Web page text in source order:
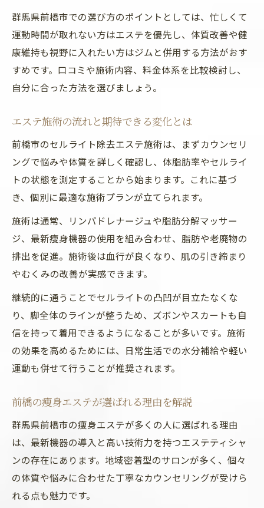
群馬県前橋市での選び方のポイントとしては、忙しくて
運動時間が取れない方はエステを優先し、体質改善や健
康維持も視野に入れたい方はジムと併用する方法がおす
すめです。口コミや施術内容、料金体系を比較検討し、
自分に合った方法を選びましょう。
エステ施術の流れと期待できる変化とは
前橋市のセルライト除去エステ施術は、まずカウンセリ
ングで悩みや体質を詳しく確認し、体脂肪率やセルライ
トの状態を測定することから始まります。これに基づ
き、個別に最適な施術プランが立てられます。
施術は通常、リンパドレナージュや脂肪分解マッサー
ジ、最新痩身機器の使用を組み合わせ、脂肪や老廃物の
排出を促進。施術後は血行が良くなり、肌の引き締まり
やむくみの改善が実感できます。
継続的に通うことでセルライトの凸凹が目立たなくな
り、脚全体のラインが整うため、ズボンやスカートも自
信を持って着用できるようになることが多いです。施術
の効果を高めるためには、日常生活での水分補給や軽い
運動も併せて行うことが推奨されます。
前橋の痩身エステが選ばれる理由を解説
群馬県前橋市の痩身エステが多くの人に選ばれる理由
は、最新機器の導入と高い技術力を持つエステティシャ
ンの存在にあります。地域密着型のサロンが多く、個々
の体質や悩みに合わせた丁寧なカウンセリングが受けら
れる点も魅力です。